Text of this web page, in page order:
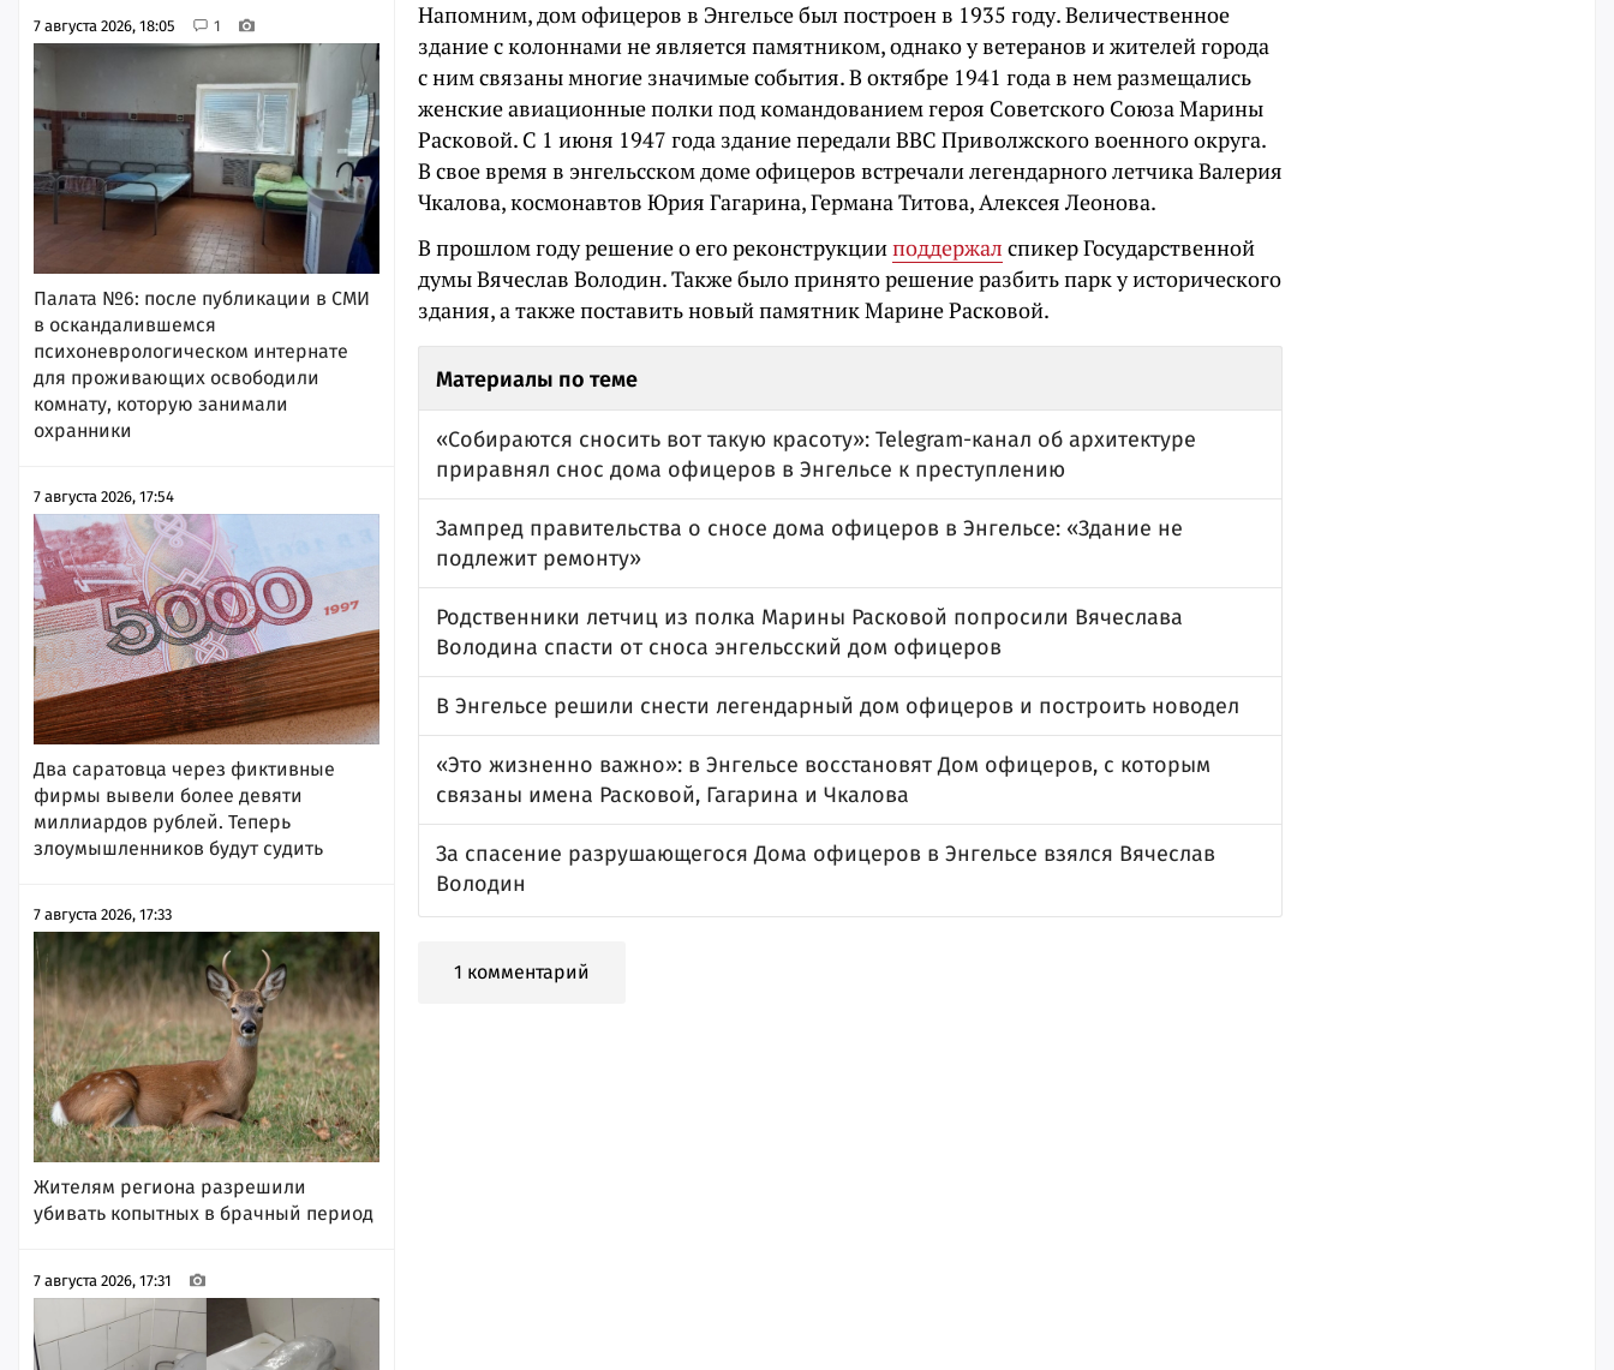
7 августа 2026, 18:05 1
Палата №6: после публикации в СМИ
в оскандалившемся
психоневрологическом интернате
для проживающих освободили
комнату, которую занимали
охранники
7 августа 2026, 17:54
Два саратовца через фиктивные
фирмы вывели более девяти
миллиардов рублей. Теперь
злоумышленников будут судить
7 августа 2026, 17:33
Жителям региона разрешили
убивать копытных в брачный период
7 августа 2026, 17:31
Напомним, дом офицеров в Энгельсе был построен в 1935 году. Величественное
здание с колоннами не является памятником, однако у ветеранов и жителей города
с ним связаны многие значимые события. В октябре 1941 года в нем размещались
женские авиационные полки под командованием героя Советского Союза Марины
Расковой. С 1 июня 1947 года здание передали ВВС Приволжского военного округа.
В свое время в энгельсском доме офицеров встречали легендарного летчика Валерия
Чкалова, космонавтов Юрия Гагарина, Германа Титова, Алексея Леонова.
В прошлом году решение о его реконструкцииподдержал спикер Государственной
думы Вячеслав Володин. Также было принято решение разбить парк у исторического
здания, а также поставить новый памятник Марине Расковой.
Материалы по теме
«Собираются сносить вот такую красоту»: Telegram-канал об архитектуре
приравнял снос дома офицеров в Энгельсе к преступлению
Зампред правительства о сносе дома офицеров в Энгельсе: «Здание не
подлежит ремонту»
Родственники летчиц из полка Марины Расковой попросили Вячеслава
Володина спасти от сноса энгельсский дом офицеров
В Энгельсе решили снести легендарный дом офицеров и построить новодел
«Это жизненно важно»: в Энгельсе восстановят Дом офицеров, с которым
связаны имена Расковой, Гагарина и Чкалова
За спасение разрушающегося Дома офицеров в Энгельсе взялся Вячеслав
Володин
1 комментарий